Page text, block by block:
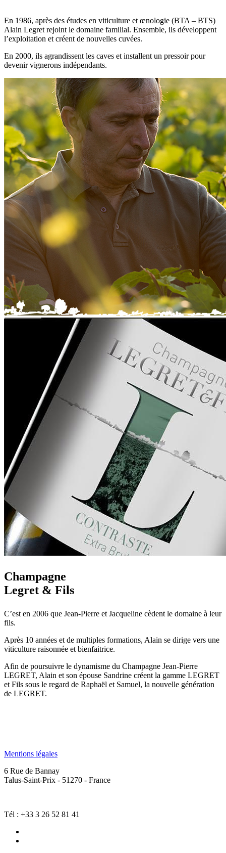
En 1986, après des études en viticulture et œnologie (BTA – BTS)
Alain Legret rejoint le domaine familial. Ensemble, ils développent
l’exploitation et créent de nouvelles cuvées.
En 2000, ils agrandissent les caves et installent un pressoir pour
devenir vignerons indépendants.
Champagne
Legret & Fils
C’est en 2006 que Jean-Pierre et Jacqueline cèdent le domaine à leur
fils.
Après 10 années et de multiples formations, Alain se dirige vers une
viticulture raisonnée et bienfaitrice.
Afin de poursuivre le dynamisme du Champagne Jean-Pierre
LEGRET, Alain et son épouse Sandrine créent la gamme LEGRET
et Fils sous le regard de Raphaël et Samuel, la nouvelle génération
de LEGRET.
Mentions légales
6 Rue de Bannay
Talus-Saint-Prix - 51270 - France
Tél : +33 3 26 52 81 41